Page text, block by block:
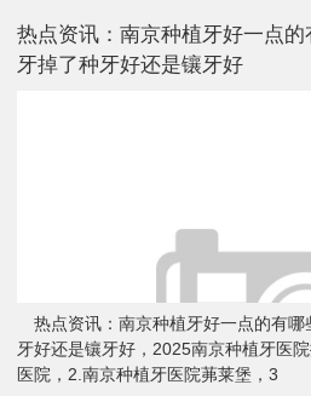
热点资讯：南京种植牙好一点的
牙掉了种牙好还是镶牙好
热点资讯：南京种植牙好一点的有哪
牙好还是镶牙好，2025南京种植牙医
医院，2.南京种植牙医院茀莱堡，3